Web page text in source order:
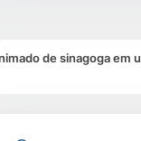
de sinagoga em